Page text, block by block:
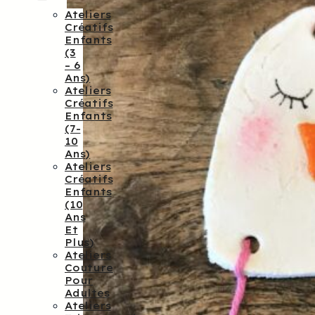
Ateliers
Créatifs
Enfants
(3
– 6
Ans)
Ateliers
Créatifs
Enfants
(7-
10
Ans)
Ateliers
Créatifs
Enfants
(10
Ans
Et
Plus)
Ateliers
Couture
Pour
Adultes
Ateliers